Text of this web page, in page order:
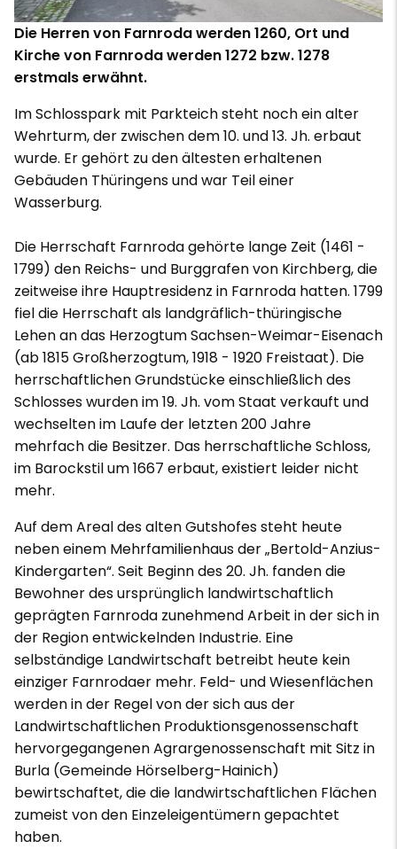
Die Herren von Farnroda werden 1260, Ort und
Kirche von Farnroda werden 1272 bzw. 1278
erstmals erwähnt.
Im Schlosspark mit Parkteich steht noch ein alter
Wehrturm, der zwischen dem 10. und 13. Jh. erbaut
wurde. Er gehört zu den ältesten erhaltenen
Gebäuden Thüringens und war Teil einer
Wasserburg.
Die Herrschaft Farnroda gehörte lange Zeit (1461 -
1799) den Reichs- und Burggrafen von Kirchberg, die
zeitweise ihre Hauptresidenz in Farnroda hatten. 1799
fiel die Herrschaft als landgräflich-thüringische
Lehen an das Herzogtum Sachsen-Weimar-Eisenach
(ab 1815 Großherzogtum, 1918 - 1920 Freistaat). Die
herrschaftlichen Grundstücke einschließlich des
Schlosses wurden im 19. Jh. vom Staat verkauft und
wechselten im Laufe der letzten 200 Jahre
mehrfach die Besitzer. Das herrschaftliche Schloss,
im Barockstil um 1667 erbaut, existiert leider nicht
mehr.
Auf dem Areal des alten Gutshofes steht heute
neben einem Mehrfamilienhaus der „Bertold-Anzius-
Kindergarten“. Seit Beginn des 20. Jh. fanden die
Bewohner des ursprünglich landwirtschaftlich
geprägten Farnroda zunehmend Arbeit in der sich in
der Region entwickelnden Industrie. Eine
selbständige Landwirtschaft betreibt heute kein
einziger Farnrodaer mehr. Feld- und Wiesenflächen
werden in der Regel von der sich aus der
Landwirtschaftlichen Produktionsgenossenschaft
hervorgegangenen Agrargenossenschaft mit Sitz in
Burla (Gemeinde Hörselberg-Hainich)
bewirtschaftet, die die landwirtschaftlichen Flächen
zumeist von den Einzeleigentümern gepachtet
haben.